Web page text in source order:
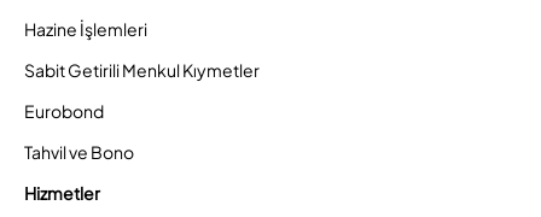
Hazine İşlemleri
Sabit Getirili Menkul Kıymetler
Eurobond
Tahvil ve Bono
Hizmetler